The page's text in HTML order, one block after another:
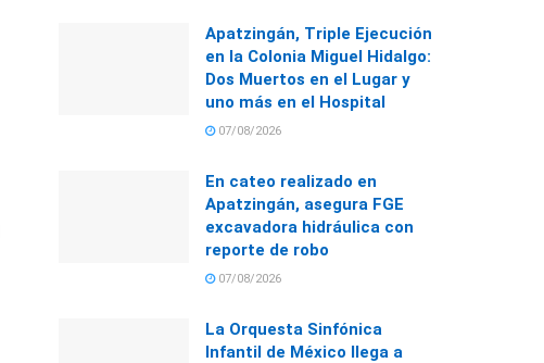
Apatzingán, Triple Ejecución
en la Colonia Miguel Hidalgo:
Dos Muertos en el Lugar y
uno más en el Hospital
07/08/2026
En cateo realizado en
Apatzingán, asegura FGE
excavadora hidráulica con
reporte de robo
07/08/2026
La Orquesta Sinfónica
Infantil de México llega a